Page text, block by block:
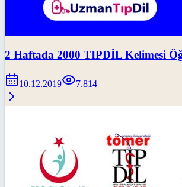
2 Haftada 2000 TIPDİL Kelimesi
10.12.2019 7.814